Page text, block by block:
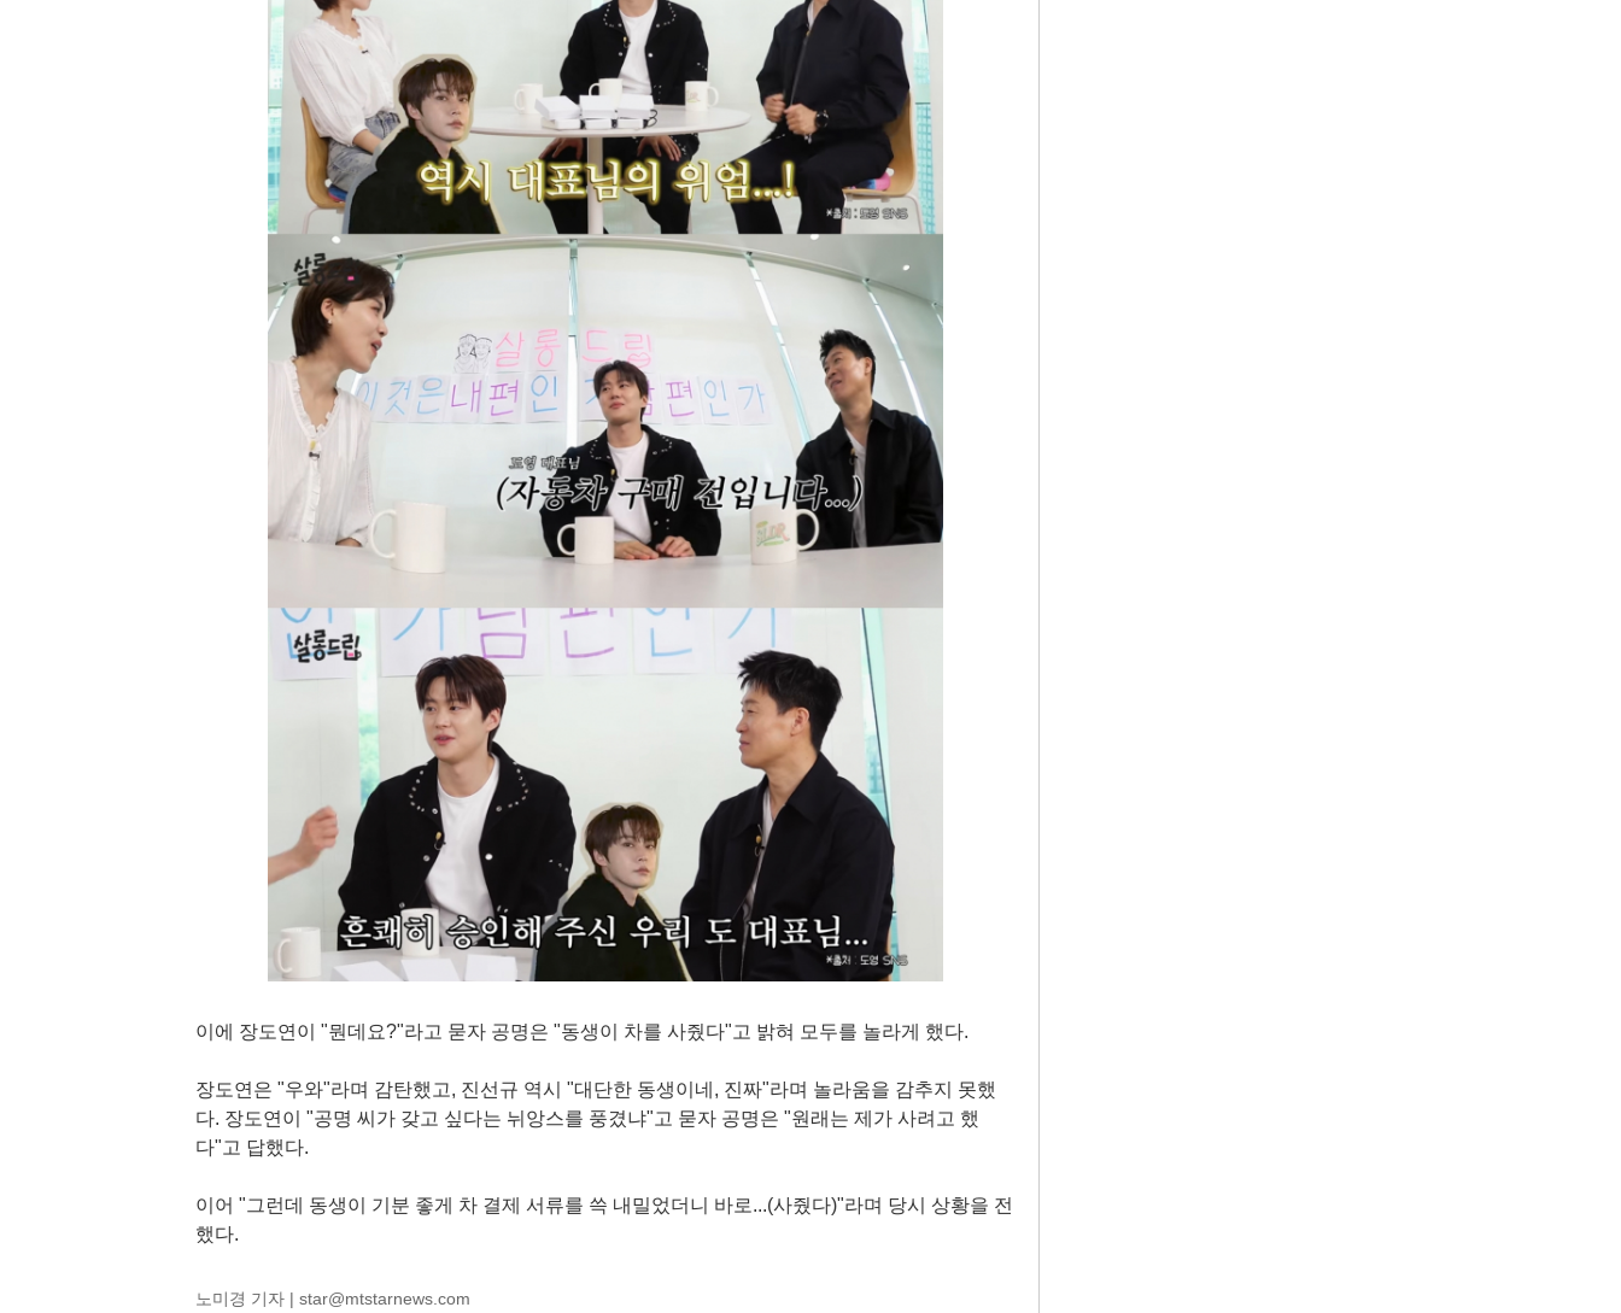
이에 장도연이 "뭔데요?"라고 묻자 공명은 "동생이 차를 사줬다"고 밝혀 모두를 놀라게 했다.
장도연은 "우와"라며 감탄했고, 진선규 역시 "대단한 동생이네, 진짜"라며 놀라움을 감추지 못했
다. 장도연이 "공명 씨가 갖고 싶다는 뉘앙스를 풍겼냐"고 묻자 공명은 "원래는 제가 사려고 했
다"고 답했다.
이어 "그런데 동생이 기분 좋게 차 결제 서류를 쓱 내밀었더니 바로...(사줬다)"라며 당시 상황을 전
했다.
노미경 기자 | star@mtstarnews.com